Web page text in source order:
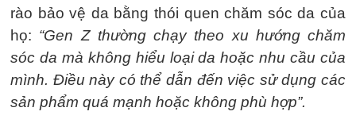
rào bảo vệ da bằng thói quen chăm sóc da của
họ: “Gen Z thường chạy theo xu hướng chăm
sóc da mà không hiểu loại da hoặc nhu cầu của
mình. Điều này có thể dẫn đến việc sử dụng các
sản phẩm quá mạnh hoặc không phù hợp”.